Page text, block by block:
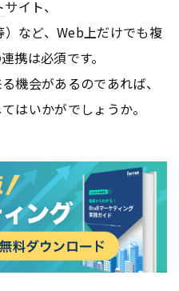
サイト、
）など、Web上だけでも複
携は必須です。
機会があるのであれば、
はいかがでしょうか。